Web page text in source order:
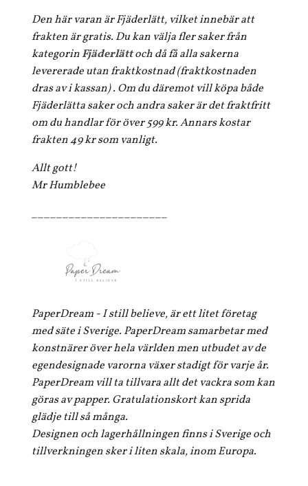
Den här varan är Fjäderlätt, vilket innebär att
frakten är gratis. Du kan välja fler saker från
kategorinFjäderlättoch då få alla sakerna
levererade utan fraktkostnad (fraktkostnaden
dras av i kassan) . Om du däremot vill köpa både
Fjäderlätta saker och andra saker är det fraktfritt
om du handlar för över 599 kr. Annars kostar
frakten 49 kr som vanligt.
Allt gott!
Mr Humblebee
______________________
PaperDream - I still believe, är ett litet företag
med säte i Sverige. PaperDream samarbetar med
konstnärer över hela världen men utbudet av de
egendesignade varorna växer stadigt för varje år.
PaperDream vill ta tillvara allt det vackra som kan
göras av papper. Gratulationskort kan sprida
glädje till så många.
Designen och lagerhållningen finns i Sverige och
tillverkningen sker i liten skala, inom Europa.